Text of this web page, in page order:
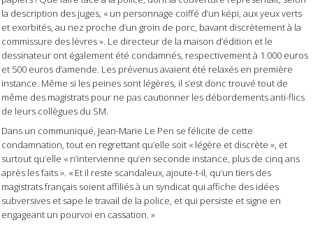
la description des juges, « un personnage coiffé d’un képi, aux yeux verts
et exorbités, au nez proche d’un groin de porc, bavant discrètement à la
commissure des lèvres ». Le directeur de la maison d’édition et le
dessinateur ont également été condamnés, respectivement à 1.000 euros
et 500 euros d’amende. Les prévenus avaient été relaxés en première
instance. Même si les peines sont légères, il s’est donc trouvé tout de
même des magistrats pour ne pas cautionner les débordements anti-flics
de leurs collègues du SM.
Dans un communiqué, Jean-Marie Le Pen se félicite de cette
condamnation, tout en regrettant qu’elle soit « légère et discrète », et
surtout qu’elle « n’intervienne qu’en seconde instance, plus de cinq ans
après les faits ». « Et il reste scandaleux, ajoute-t-il, qu’un tiers des
magistrats français soient affiliés à un syndicat qui affiche des idées
subversives et sape le travail de la police, et qui persiste et signe en
engageant un pourvoi en cassation. »